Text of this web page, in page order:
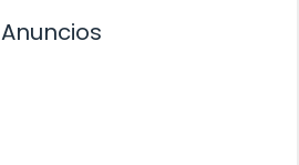
Anuncios